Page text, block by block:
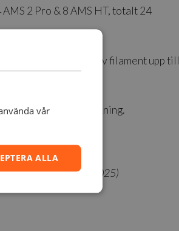
2 Pro & 8 AMS HT, totalt 24
och effektiv torkning av filament upp till
garanterar jämn torkning.
kommer under Q3 2025)
vår
ALLA